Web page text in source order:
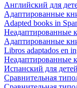
Английский для
Адаптированные
Adapted books in
Неадаптированные
Адаптированные
Libros adaptados en
Неадаптированные
Испанский для детей
Сравнительная